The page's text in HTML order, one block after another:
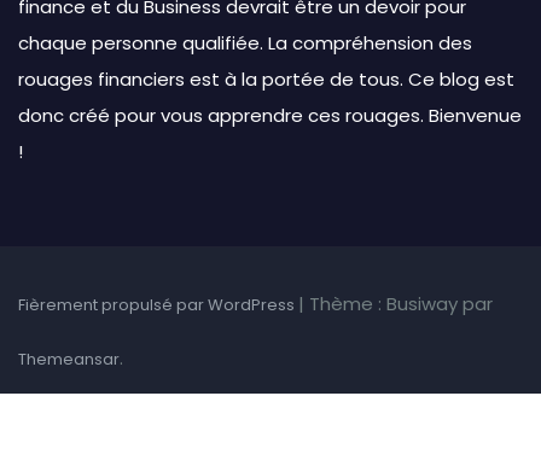
finance et du Business devrait être un devoir pour
chaque personne qualifiée. La compréhension des
rouages financiers est à la portée de tous. Ce blog est
donc créé pour vous apprendre ces rouages. Bienvenue
!
Fièrement propulsé par WordPress | Thème : Busiway par
Themeansar.